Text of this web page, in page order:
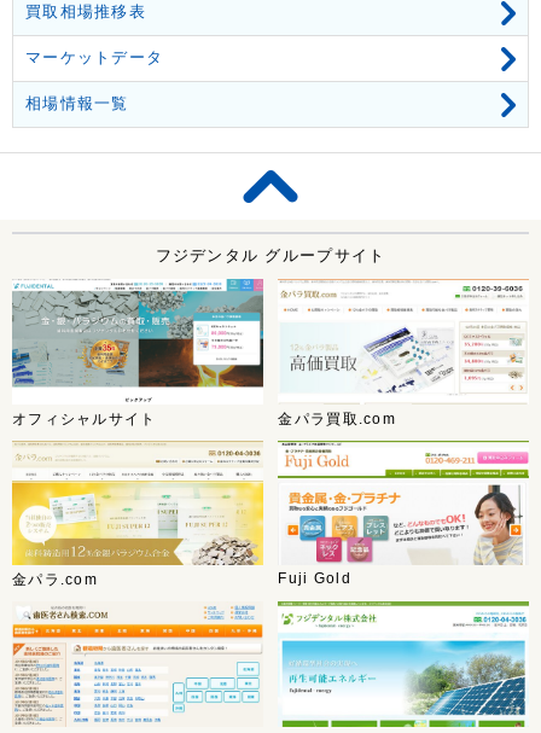
買取相場推移表
マーケットデータ
相場情報一覧
フジデンタル グループサイト
オフィシャルサイト 金パラ買取.com
金パラ.com Fuji Gold